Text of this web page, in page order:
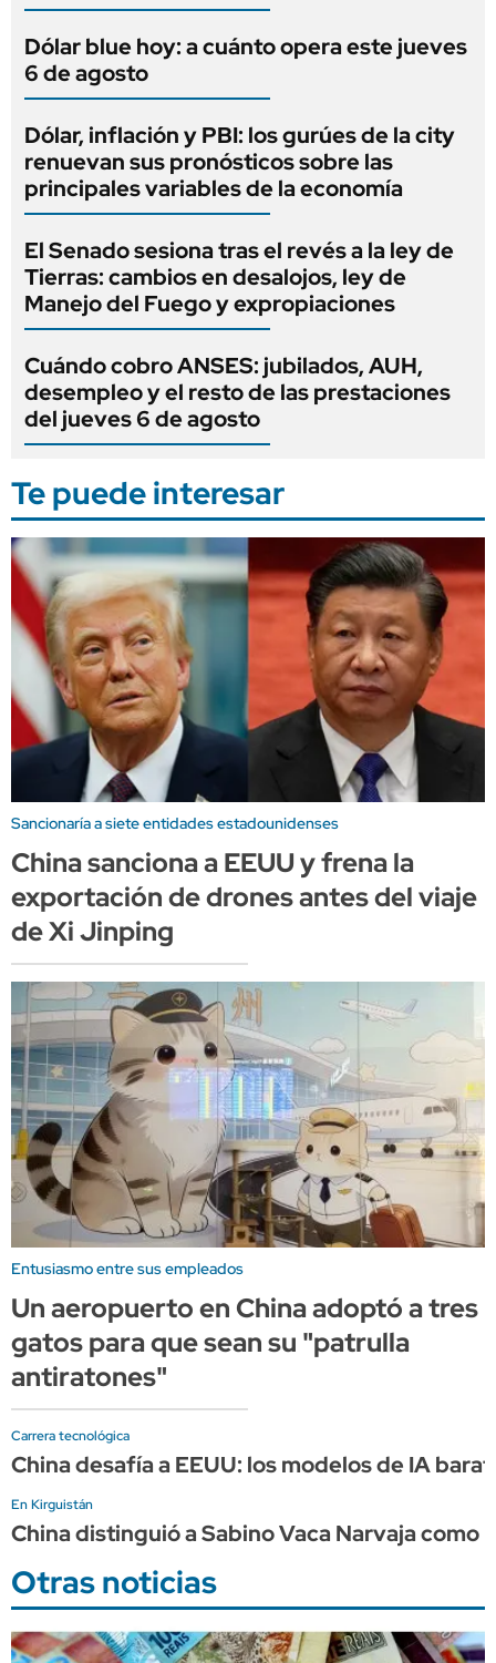
Dólar blue hoy: a cuánto opera este jueves
6 de agosto
Dólar, inflación y PBI: los gurúes de la city
renuevan sus pronósticos sobre las
principales variables de la economía
El Senado sesiona tras el revés a la ley de
Tierras: cambios en desalojos, ley de
Manejo del Fuego y expropiaciones
Cuándo cobro ANSES: jubilados, AUH,
desempleo y el resto de las prestaciones
del jueves 6 de agosto
Te puede interesar
Sancionaría a siete entidades estadounidenses
China sanciona a EEUU y frena la
exportación de drones antes del viaje
de Xi Jinping
Entusiasmo entre sus empleados
Un aeropuerto en China adoptó a tres
gatos para que sean su "patrulla
antiratones"
Carrera tecnológica
China desafía a EEUU: los modelos de IA
En Kirguistán
China distinguió a Sabino Vaca Narvaja como
Otras noticias